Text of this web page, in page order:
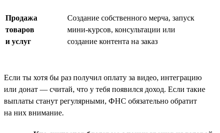
Продажа
товаров
и услуг
Создание собственного мерча, запуск
мини-курсов, консультации или
создание контента на заказ
Если ты хотя бы раз получил оплату за видео, интеграцию
или донат — считай, что у тебя появился доход. Если такие
выплаты станут регулярными, ФНС обязательно обратит
на них внимание.